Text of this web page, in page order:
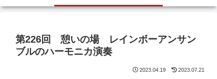
第226回 憩いの場 レインボーアンサン
ブルのハーモニカ演奏
2023.04.19 2023.07.21